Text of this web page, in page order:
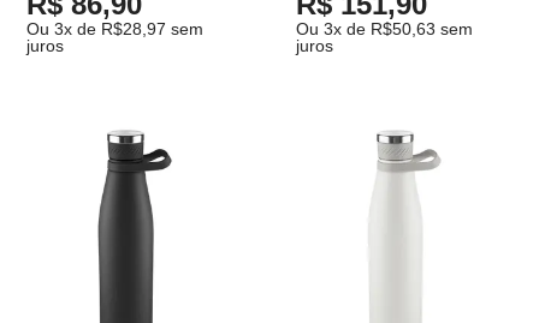
Ou 3x de R$28,97 sem
juros
Ou 3x de R$50,63 sem
juros